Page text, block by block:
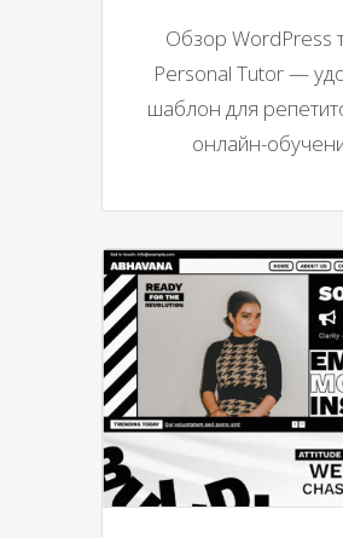
Обзор WordPress
Personal Tutor —
шаблон для
онлайн-